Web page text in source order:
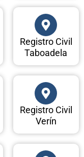
Registro Civil
Taboadela
Registro Civil
Verín